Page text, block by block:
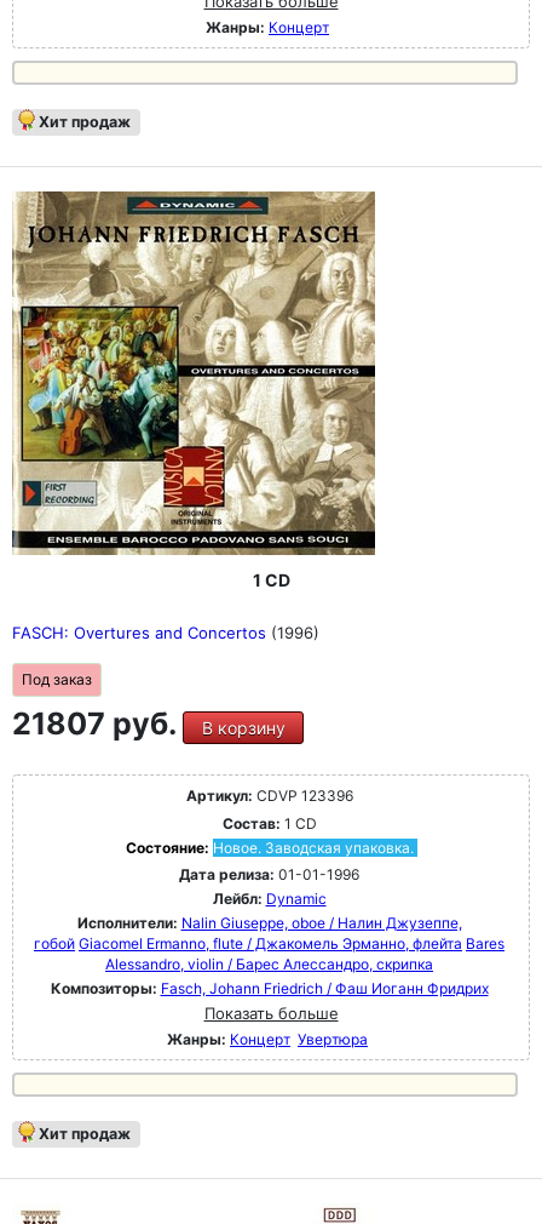
Жанры: Концерт
Хит продаж
1 CD
FASCH: Overtures and Concertos (1996)
Под заказ
21807 руб. В корзину
Артикул: CDVP 123396
Состав: 1 CD
Состояние: Новое. Заводская упаковка.
Дата релиза: 01-01-1996
Лейбл: Dynamic
Исполнители: Nalin Giuseppe, oboe / Налин Джузеппе,
гобой Giacomel Ermanno, flute / Джакомель Эрманно, флейта Bares
Alessandro, violin / Барес Алессандро, скрипка
Композиторы: Fasch, Johann Friedrich / Фаш Иоганн Фридрих
Показать больше
Жанры: Концерт Увертюра
Хит продаж